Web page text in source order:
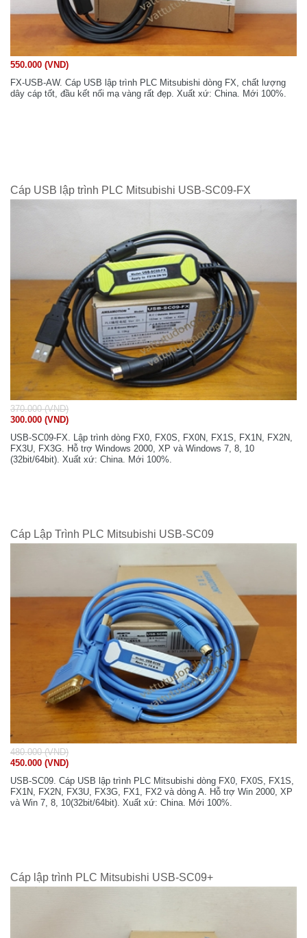
550.000 (VND)
FX-USB-AW. Cáp USB lập trình PLC Mitsubishi dòng FX, chất lượng
dây cáp tốt, đầu kết nối mạ vàng rất đẹp. Xuất xứ: China. Mới 100%.
Cáp USB lập trình PLC Mitsubishi USB-SC09-FX
370.000 (VND)
300.000 (VND)
USB-SC09-FX. Lập trình dòng FX0, FX0S, FX0N, FX1S, FX1N, FX2N,
FX3U, FX3G. Hỗ trợ Windows 2000, XP và Windows 7, 8, 10
(32bit/64bit). Xuất xứ: China. Mới 100%.
Cáp Lập Trình PLC Mitsubishi USB-SC09
480.000 (VND)
450.000 (VND)
USB-SC09. Cáp USB lập trình PLC Mitsubishi dòng FX0, FX0S, FX1S,
FX1N, FX2N, FX3U, FX3G, FX1, FX2 và dòng A. Hỗ trợ Win 2000, XP
và Win 7, 8, 10(32bit/64bit). Xuất xứ: China. Mới 100%.
Cáp lập trình PLC Mitsubishi USB-SC09+